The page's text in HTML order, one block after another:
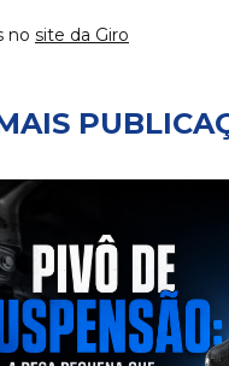
no site da Giro